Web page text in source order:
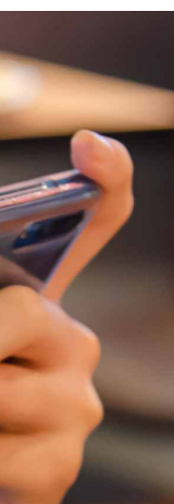
Jak
Rozwój
11 marca 2023
Wraz z
wyzwaniem –
dziecko....
Czytaj